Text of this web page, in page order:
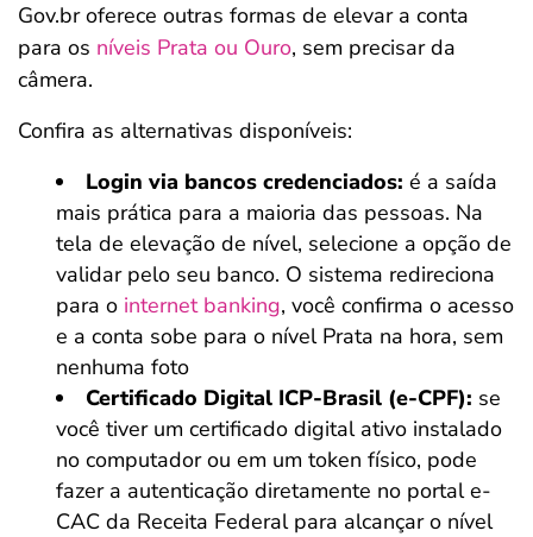
Gov.br oferece outras formas de elevar a conta
para os níveis Prata ou Ouro, sem precisar da
câmera.
Confira as alternativas disponíveis:
Login via bancos credenciados: é a saída
mais prática para a maioria das pessoas. Na
tela de elevação de nível, selecione a opção de
validar pelo seu banco. O sistema redireciona
para o internet banking, você confirma o acesso
e a conta sobe para o nível Prata na hora, sem
nenhuma foto
Certificado Digital ICP-Brasil (e-CPF): se
você tiver um certificado digital ativo instalado
no computador ou em um token físico, pode
fazer a autenticação diretamente no portal e-
CAC da Receita Federal para alcançar o nível